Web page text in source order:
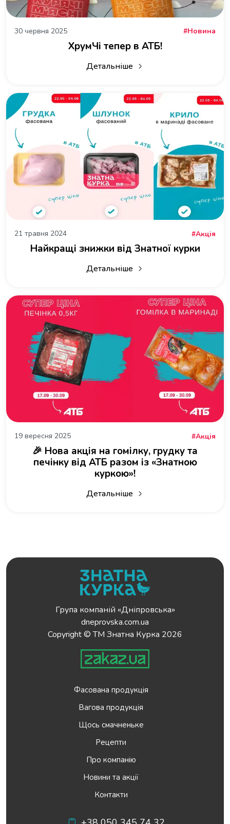
30 червня 2025 Новина
ХрумЧі тепер в АТБ!
Детальніше
про ХрумЧі тепер в АТБ!
21 травня 2024 Акція
Найкращі знижки від Знатної курки
Детальніше
про Найкращі знижки від Знатної
19 вересня 2025 Акція
🎉 Нова акція на гомілку, грудку та
печінку від АТБ разом із «Знатною
куркою»!
Детальніше
про 🎉 Нова акція на гомілку,
Група компаній «Дніпровська»
dneprovska.com.ua
Copyright © ТМ Знатна Курка 2026
Фасована продукція
Вагова продукція
Щось смачненьке
Рецепти
Про компанію
Новини та акції
Контакти